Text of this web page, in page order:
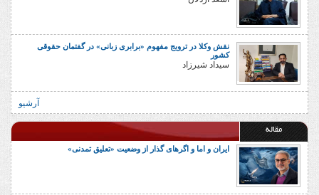
نقش وکلا در ترویج مفهوم «برابری زبانی» در گفتمان حقوقی
کشور
سیداد شیرزاد
آرشیو
مقاله
ایران و اما و اگرهای گذار از وضعیت «تعلیق تمدنی»